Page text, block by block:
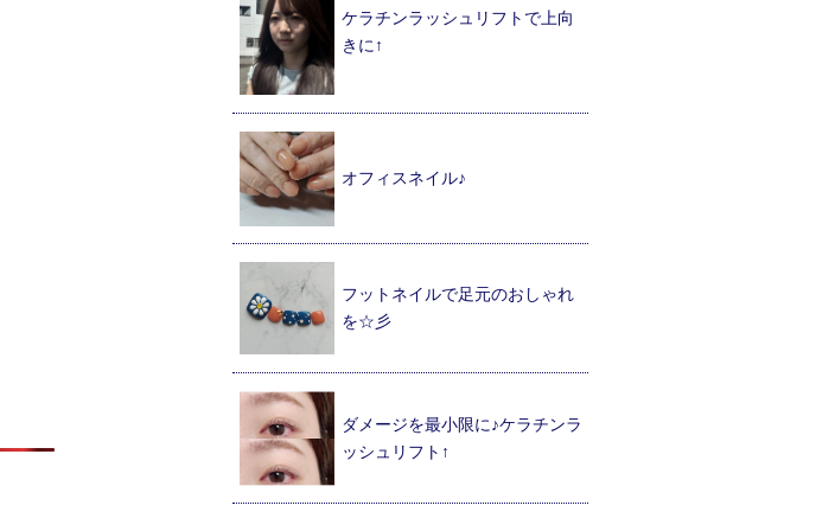
ケラチンラッシュリフトで上向
きに↑
オフィスネイル♪
フットネイルで足元のおしゃれ
を☆彡
ダメージを最小限に♪ケラチンラ
ッシュリフト↑